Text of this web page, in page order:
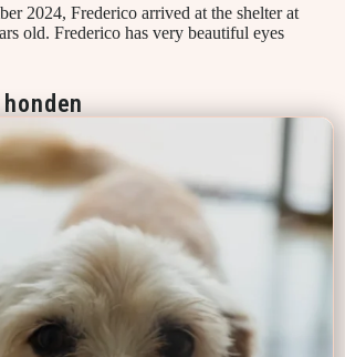
2024, Frederico arrived at the shelter at
old. Frederico has very beautiful eyes